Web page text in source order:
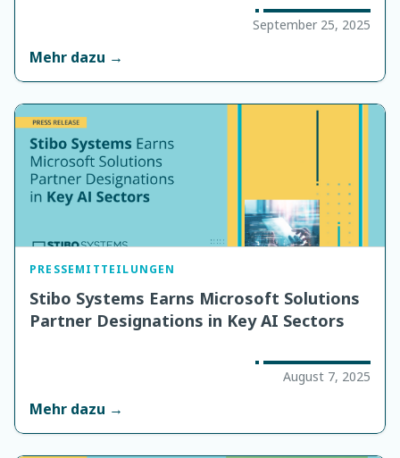
September 25, 2025
Mehr dazu →
PRESSEMITTEILUNGEN
Stibo Systems Earns Microsoft Solutions
Partner Designations in Key AI Sectors
August 7, 2025
Mehr dazu →